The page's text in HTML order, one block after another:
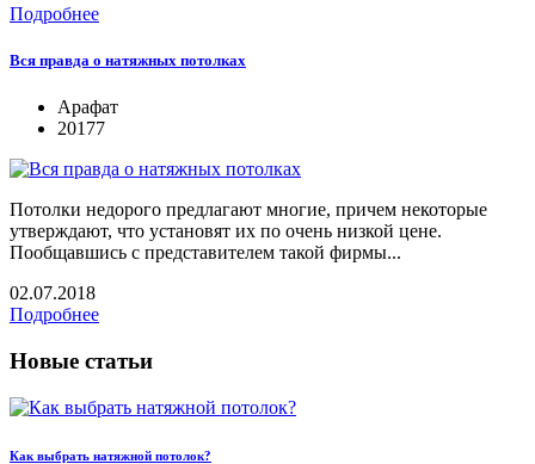
Подробнее
Вся правда о натяжных потолках
Арафат
20177
Потолки недорого предлагают многие, причем некоторые
утверждают, что установят их по очень низкой цене.
Пообщавшись с представителем такой фирмы...
02.07.2018
Подробнее
Новые статьи
Как выбрать натяжной потолок?